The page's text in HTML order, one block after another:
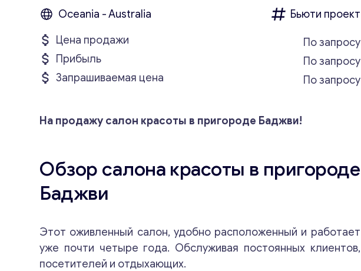
Oceania - Australia
Бьюти проект
Цена продажи
По запросу
Прибыль
По запросу
Запрашиваемая цена
По запросу
На продажу салон красоты в пригороде Баджви!
Обзор салона красоты в пригороде
Баджви
Этот оживленный салон, удобно расположенный и работает
уже почти четыре года. Обслуживая постоянных клиентов,
посетителей и отдыхающих.